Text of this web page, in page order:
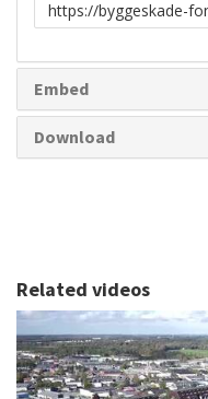
til
Embed
Download
Related videos